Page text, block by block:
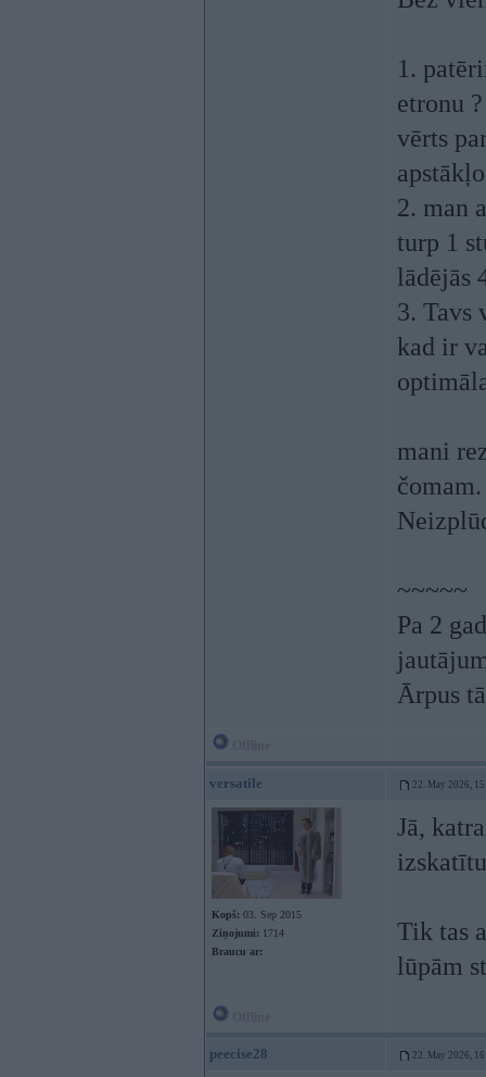
1.
etronu
vērts
2. man
turp 1
lādējās
3. Tavs
kad ir
mani
~~~~~
Pa 2
Ārpus
versatile 22. May 2026,
Kopš: 03. Sep 2015
Ziņojumi: 1714
Braucu ar:
Jā,
Tik tas
lūpām
peecise28 22. May 2026,